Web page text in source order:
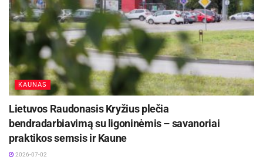
KAUNAS
Lietuvos Raudonasis Kryžius plečia
bendradarbiavimą su ligoninėmis – savanoriai
praktikos semsis ir Kaune
2026-07-02